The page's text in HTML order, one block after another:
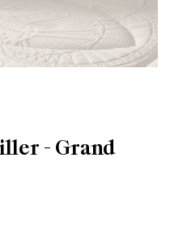
- Grand